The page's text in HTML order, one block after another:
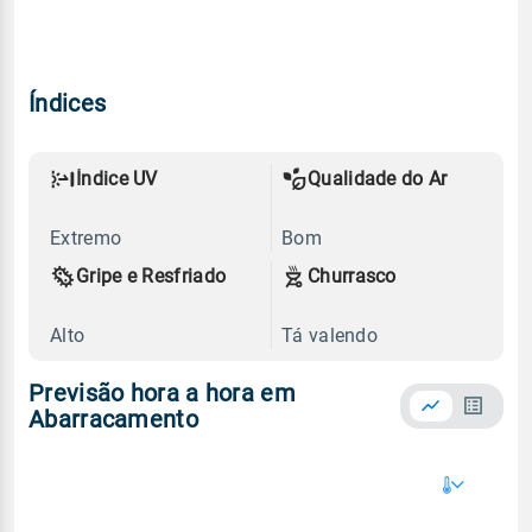
Índices
Índice UV
Extremo
Qualidade do Ar
Bom
Gripe e Resfriado
Alto
Churrasco
Tá valendo
Previsão hora a hora em
Abarracamento